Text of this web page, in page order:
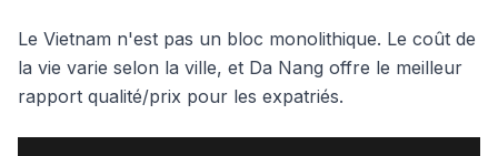
Le Vietnam n'est pas un bloc monolithique. Le coût de
la vie varie selon la ville, et Da Nang offre le meilleur
rapport qualité/prix pour les expatriés.